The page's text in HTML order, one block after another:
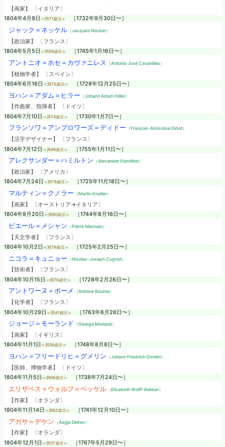
【画家】 〔イタリア〕
1804年4月9日 ≪満71歳没≫ ［1732年9月30日〜］
ジャック＝ネッケル（Jacques Necker）
【政治家】 〔フランス〕
1804年5月5日 ≪満59歳没≫ ［1745年1月16日〜］
アントニオ＝ホセ＝カヴァニレス （Antonio José Cavanilles）
【植物学者】 〔スペイン〕
1804年6月16日 ≪満75歳没≫ ［1728年12月25日〜］
ヨハン＝アダム＝ヒラー （Johann Adam Hiller）
【作曲家、指揮者】 〔ドイツ〕
1804年7月10日 ≪満74歳没≫ ［1730年1月7日〜］
フランソワ＝アンブロワーズ＝ディドー （François-Ambroise Didot）
【活字デザイナー】 〔フランス〕
1804年7月12日 ≪満49歳没≫ ［1755年1月11日〜］
アレクサンダー＝ハミルトン （Alexander Hamilton）
【政治家】 〔アメリカ〕
1804年7月24日 ≪満78歳没≫ ［1725年11月18日〜］
マルティン＝クノラー （Martin Knoller）
【画家】 〔オーストリア→イタリア〕
1804年9月20日 ≪満60歳没≫ ［1744年8月16日〜］
ピエール＝メシャン （Pierre Mechain）
【天文学者】 〔フランス〕
1804年10月2日 ≪満79歳没≫ ［1725年2月25日〜］
ニコラ＝キュニョー （Nicolas-Joseph Cugnot）
【技術者】 〔フランス〕
1804年10月15日 ≪満76歳没≫ ［1728年2月26日〜］
アントワーヌ＝ボーメ （Antoine Baume）
【化学者】 〔フランス〕
1804年10月29日 ≪満41歳没≫ ［1763年6月26日〜］
ジョージ＝モーランド （George Morland）
【画家】 〔イギリス〕
1804年11月1日 ≪満56歳没≫ ［1748年8月8日〜］
ヨハン＝フリードリヒ＝グメリン （Johann Friedrich Gmelin）
【医師、博物学者】 〔ドイツ〕
1804年11月5日 ≪満66歳没≫ ［1738年7月24日〜］
エリザベス＝ウォルフ＝ベッケル（Elizabeth Wolff-Bekker）
【作家】 〔オランダ〕
1804年11月14日 ≪満62歳没≫ ［1741年12月10日〜］
アガサ＝デケン （Aagje Deken）
【作家】 〔オランダ〕
1804年12月1日 ≪満37歳没≫ ［1767年5月29日〜］